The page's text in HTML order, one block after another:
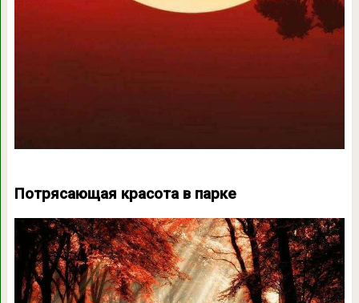
Потрясающая красота в парке